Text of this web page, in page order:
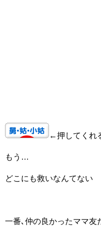
←押してくれ
もう…
どこにも救いなんてない
一番､仲の良かったママ友